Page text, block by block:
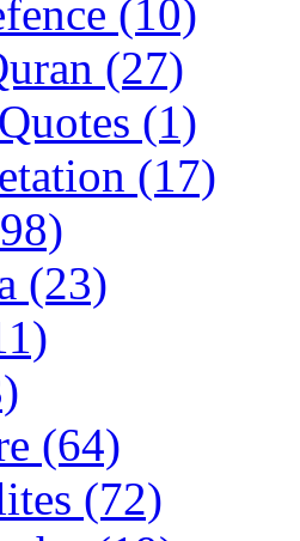
(10)
(27)
(1)
(17)
(23)
(64)
(72)